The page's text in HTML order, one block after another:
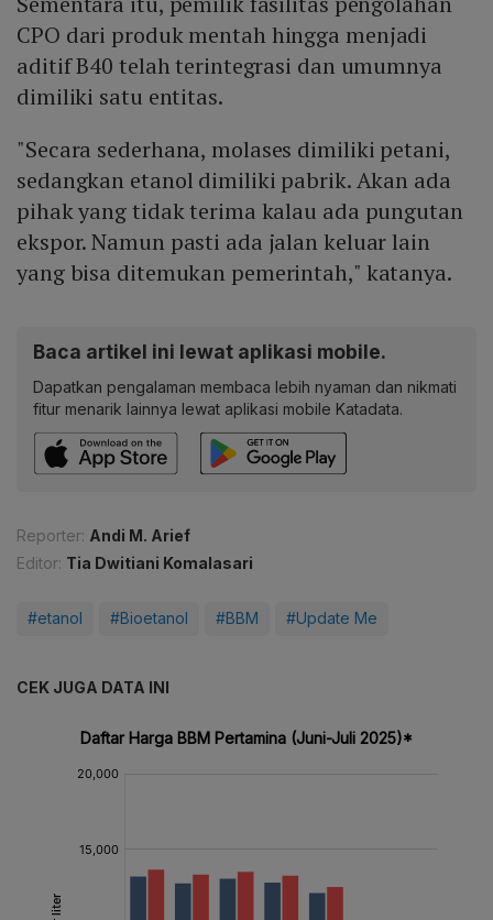
CPO dari produk mentah hingga menjadi
aditif B40 telah terintegrasi dan umumnya
dimiliki satu entitas.
"Secara sederhana, molases dimiliki petani,
sedangkan etanol dimiliki pabrik. Akan ada
pihak yang tidak terima kalau ada pungutan
ekspor. Namun pasti ada jalan keluar lain
yang bisa ditemukan pemerintah," katanya.
Baca artikel ini lewat aplikasi mobile.
Dapatkan pengalaman membaca lebih nyaman dan nikmati
fitur menarik lainnya lewat aplikasi mobile Katadata.
Reporter: Andi M. Arief
Editor: Tia Dwitiani Komalasari
#etanol #Bioetanol #BBM #Update Me
CEK JUGA DATA INI